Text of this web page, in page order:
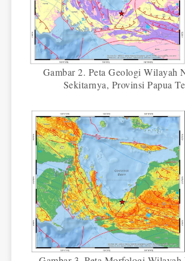
Gambar 2. Peta Geologi Wilayah
Sekitarnya, Provinsi Papua